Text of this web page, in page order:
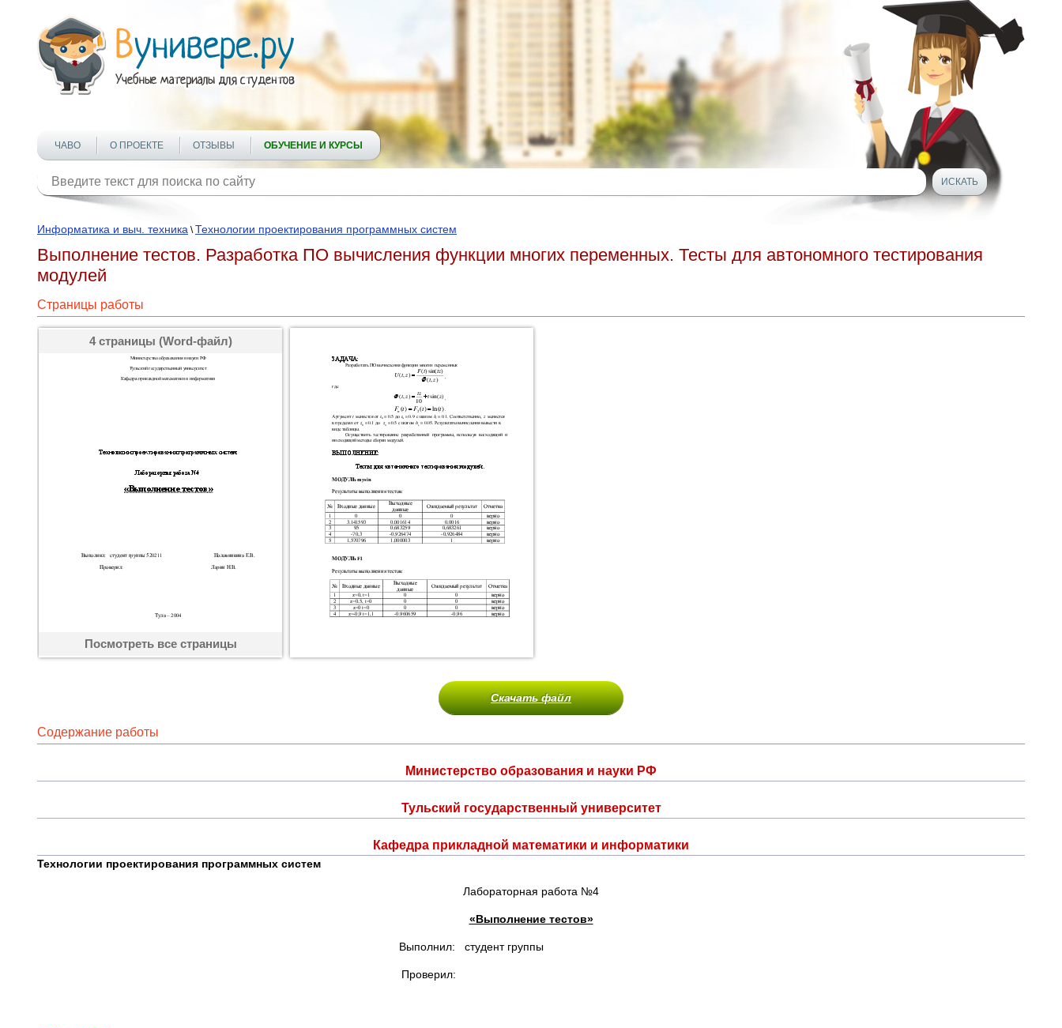
ЧАВО О ПРОЕКТЕ ОТЗЫВЫ ОБУЧЕНИЕ И КУРСЫ
Информатика и выч. техника \Технологии проектирования программных систем
Выполнение тестов. Разработка ПО вычисления функции многих переменных. Тесты для автономного тестирования
модулей
Страницы работы
4 страницы (Word-файл)
Посмотреть все страницы
Скачать файл
Содержание работы
Министерство образования и науки РФ
Тульский государственный университет
Кафедра прикладной математики и информатики
Технологии проектирования программных систем
Лабораторная работа №4
«Выполнение тестов»
Выполнил: студент группы
Проверил: